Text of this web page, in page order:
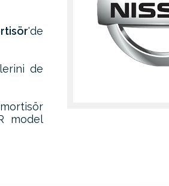
'de
de
model